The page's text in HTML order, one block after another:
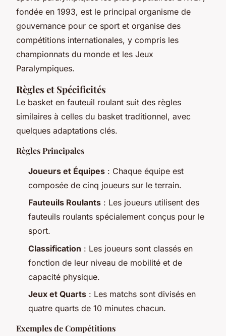
fondée en 1993, est le principal organisme de
gouvernance pour ce sport et organise des
compétitions internationales, y compris les
championnats du monde et les Jeux
Paralympiques.
Règles et Spécificités
Le basket en fauteuil roulant suit des règles
similaires à celles du basket traditionnel, avec
quelques adaptations clés.
Règles Principales
Joueurs et Équipes : Chaque équipe est
composée de cinq joueurs sur le terrain.
Fauteuils Roulants : Les joueurs utilisent des
fauteuils roulants spécialement conçus pour le
sport.
Classification : Les joueurs sont classés en
fonction de leur niveau de mobilité et de
capacité physique.
Jeux et Quarts : Les matchs sont divisés en
quatre quarts de 10 minutes chacun.
Exemples de Compétitions